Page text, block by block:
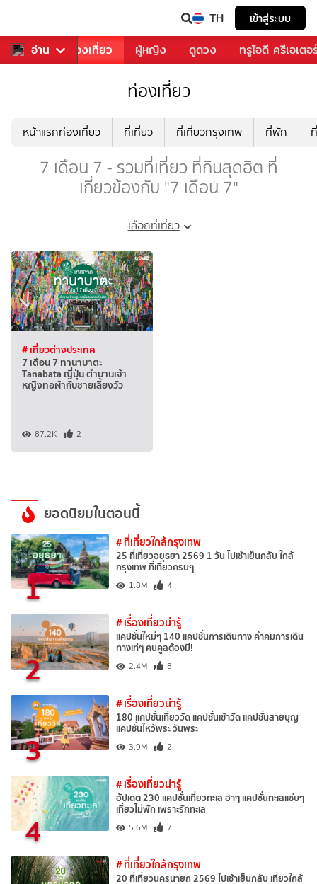
TH เข้าสู่ระบบ
อ่าน
อาหาร ท่องเที่ยว ผู้หญิง ดูดวง ทรูไอดี ครีเอเตอ
ท่องเที่ยว
หน้าแรกท่องเที่ยว ที่เที่ยว ที่เที่ยวกรุงเทพ ที่พัก
7 เดือน 7 - รวมที่เที่ยว ที่กินสุดฮิต ที่
เกี่ยวข้องกับ "7 เดือน 7"
เลือกที่เที่ยว
# เที่ยวต่างประเทศ
7 เดือน 7 ทานาบาตะ
Tanabata ญี่ปุ่น ตำนานเจ้า
หญิงทอผ้ากับชายเลี้ยงวัว
87.2K 2
ยอดนิยมในตอนนี้
1
# ที่เที่ยวใกล้กรุงเทพ
25 ที่เที่ยวอยุธยา 2569 1 วัน ไปเช้าเย็นกลับ ใกล้
กรุงเทพ ที่เที่ยวครบๆ
1.8M 4
2
# เรื่องเที่ยวน่ารู้
แคปชั่นใหม่ๆ 140 แคปชั่นการเดินทาง คำคมการเดิน
ทางเท่ๆ คนคูลต้องมี!
2.4M 8
3
# เรื่องเที่ยวน่ารู้
180 แคปชั่นเที่ยววัด แคปชั่นเข้าวัด แคปชั่นสายบุญ
แคปชั่นไหว้พระ วันพระ
3.9M 2
4
# เรื่องเที่ยวน่ารู้
อัปเดต 230 แคปชั่นเที่ยวทะเล ฮาๆ แคปชั่นทะเลแซ่บๆ
เที่ยวไม่พัก เพราะรักทะเล
5.6M 7
# ที่เที่ยวใกล้กรุงเทพ
20 ที่เที่ยวนครนายก 2569 ไปเช้าเย็นกลับ เที่ยวใกล้